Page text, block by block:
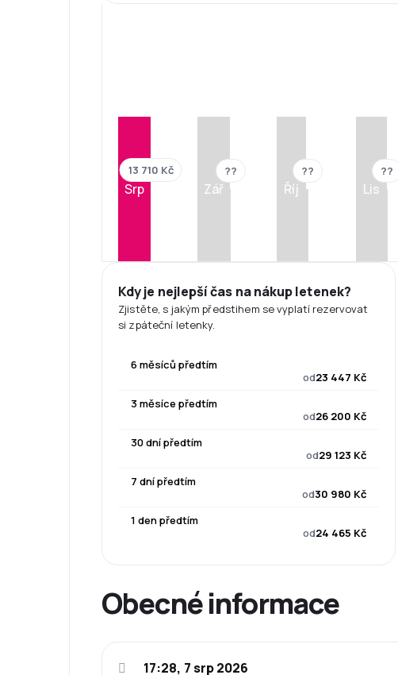
Srp
13 710 Kč
Zář
??
Říj
??
Lis
??
Kdy je nejlepší čas na nákup letenek?
Zjistěte, s jakým předstihem se vyplatí rezervovat
si zpáteční letenky.
6 měsíců předtím
od23 447 Kč
3 měsíce předtím
od26 200 Kč
30 dní předtím
od29 123 Kč
7 dní předtím
od30 980 Kč
1 den předtím
od24 465 Kč
Obecné informace
17:28, 7 srp 2026